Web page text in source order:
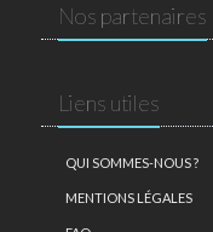
Nos partenaires
Liens utiles
QUI SOMMES-NOUS ?
MENTIONS LÉGALES